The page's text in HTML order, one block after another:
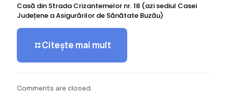
Casă din Strada Crizantemelor nr. 18 (azi sediul Casei
Județene a Asigurărilor de Sănătate Buzău)
Citește mai mult
Comments are closed.